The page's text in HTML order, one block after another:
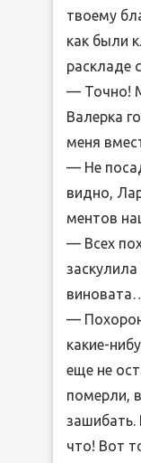
твоему
как были
раскладе
— Точно!
Валерка
меня
— Не
видно,
ментов
— Всех
—
какие-
еще не
померли,
зашибать.
что! Вот